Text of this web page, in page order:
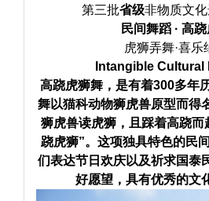
第三批省级非物质文化
民间舞蹈 · 高
虎狮弄舞·喜乐
Intangible Cultural
高跷虎狮舞，是有着300多年
舞以猫科动物狮虎兽原型而得
狮虎兽读虎狮，且踩着高跷而
跷虎狮”。这项独具特色的民
们表达节日欢庆以及祈求国泰
好愿望，具有优秀的文